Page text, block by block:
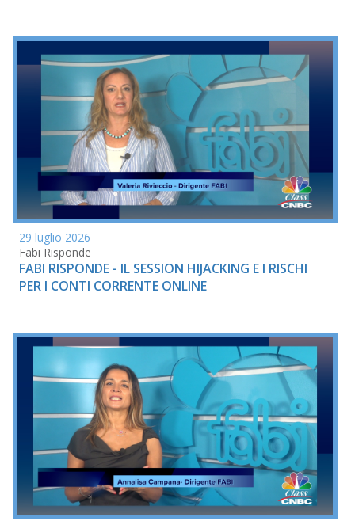
29 luglio 2026
Fabi Risponde
FABI RISPONDE - IL SESSION HIJACKING E I RISCHI
PER I CONTI CORRENTE ONLINE